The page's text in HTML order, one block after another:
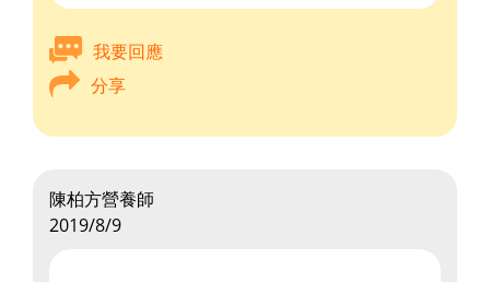
我要回應
分享
陳柏方營養師
2019/8/9